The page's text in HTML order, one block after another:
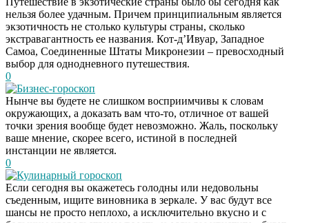
нельзя более удачным. Причем принципиальным является
экзотичность не столько культуры страны, сколько
экстравагантность ее названия. Кот-д’Ивуар, Западное
Самоа, Соединенные Штаты Микронезии – превосходный
выбор для однодневного путешествия.
0
Бизнес-гороскоп
Нынче вы будете не слишком восприимчивы к словам
окружающих, а доказать вам что-то, отличное от вашей
точки зрения вообще будет невозможно. Жаль, поскольку
ваше мнение, скорее всего, истиной в последней
инстанции не является.
0
Кулинарный гороскоп
Если сегодня вы окажетесь голодны или недовольны
съеденным, ищите виновника в зеркале. У вас будут все
шансы не просто неплохо, а исключительно вкусно и с